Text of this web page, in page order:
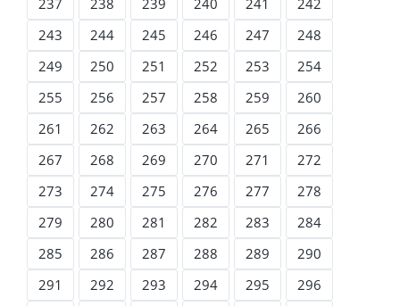
237
238 239 240 241
242
243
244 245 246 247
248
249
250 251 252 253
254
255
256 257 258 259
260
261
262 263 264 265
266
267
268 269 270 271
272
273
274 275 276 277
278
279
280 281 282 283
284
285
286 287 288 289
290
291
292 293 294 295
296